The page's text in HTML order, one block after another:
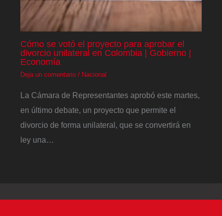
Cómo se votó el proyecto para aprobar el
divorcio unilateral en Colombia | Gobierno |
Economía
Deja un comentario / Nacional
La Cámara de Representantes aprobó este martes,
en último debate, un proyecto que permite el
divorcio de forma unilateral, que se convertirá en
ley una…